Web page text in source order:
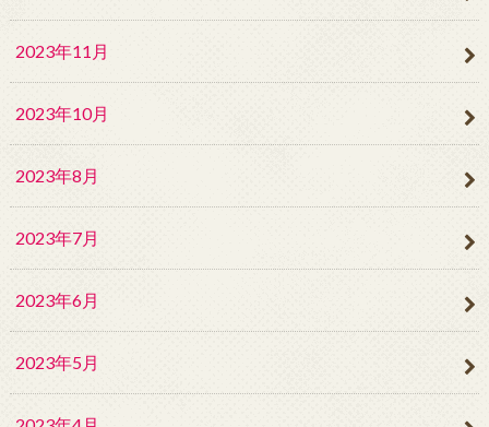
2023年11月
2023年10月
2023年8月
2023年7月
2023年6月
2023年5月